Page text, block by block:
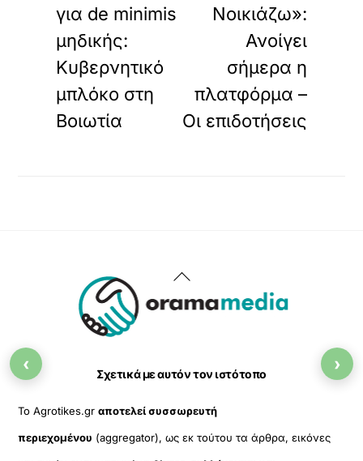
για de minimis
μηδικής:
Κυβερνητικό
μπλόκο στη
Βοιωτία
Νοικιάζω»:
Ανοίγει
σήμερα η
πλατφόρμα –
Οι επιδοτήσεις
Back
To
Σχετικά με αυτόν τον ιστότοπο
Το Agrotikes.grαποτελεί συσσωρευτή
περιεχομένου (aggregator), ως εκ τούτου τα άρθρα, εικόνες
‹ ›